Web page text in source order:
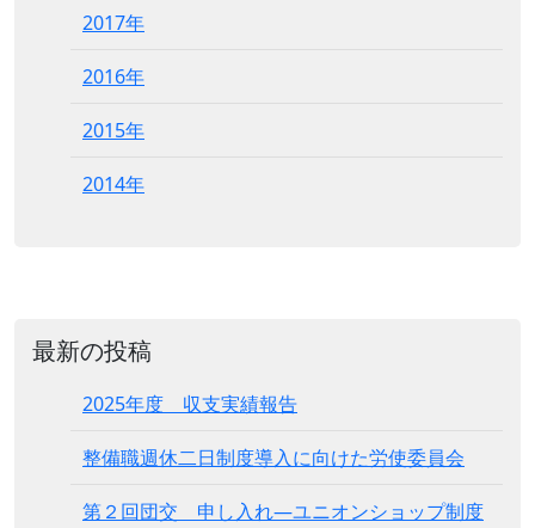
2017年
2016年
2015年
2014年
最新の投稿
2025年度 収支実績報告
整備職週休二日制度導入に向けた労使委員会
第２回団交 申し入れ―ユニオンショップ制度